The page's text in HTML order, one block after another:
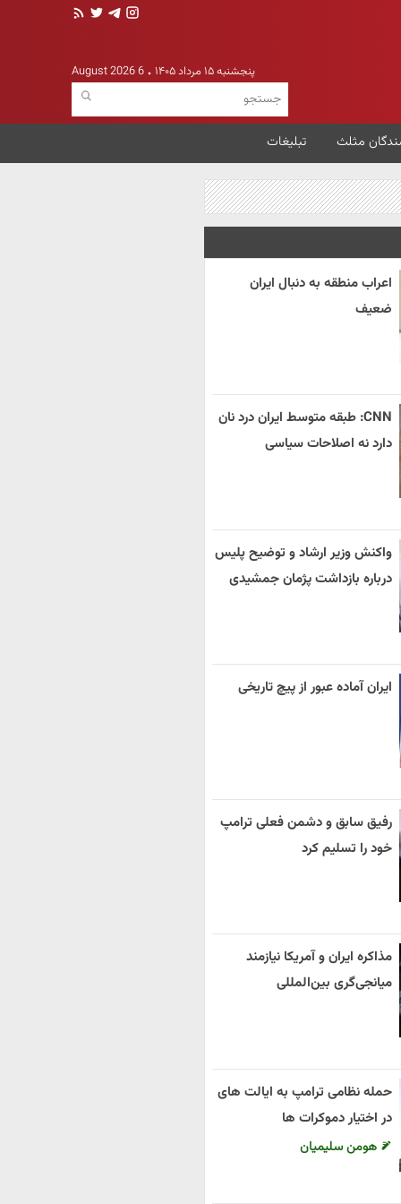
پنجشنبه ۱۵ مرداد ۱۴۰۵ 6 August 2026
مثلث تبلیغات
اعراب منطقه به دنبال ایران
ضعیف
CNN: طبقه متوسط ایران درد نان
دارد نه اصلاحات سیاسی
واکنش وزیر ارشاد و توضیح پلیس
درباره بازداشت پژمان جمشیدی
ایران آماده عبور از پیچ تاریخی
رفیق سابق و دشمن فعلی ترامپ
خود را تسلیم کرد
مذاکره ایران و آمریکا نیازمند
میانجی‌گری بین‌المللی
حمله نظامی ترامپ به ایالت های
در اختیار دموکرات ها
هومن سلیمیان